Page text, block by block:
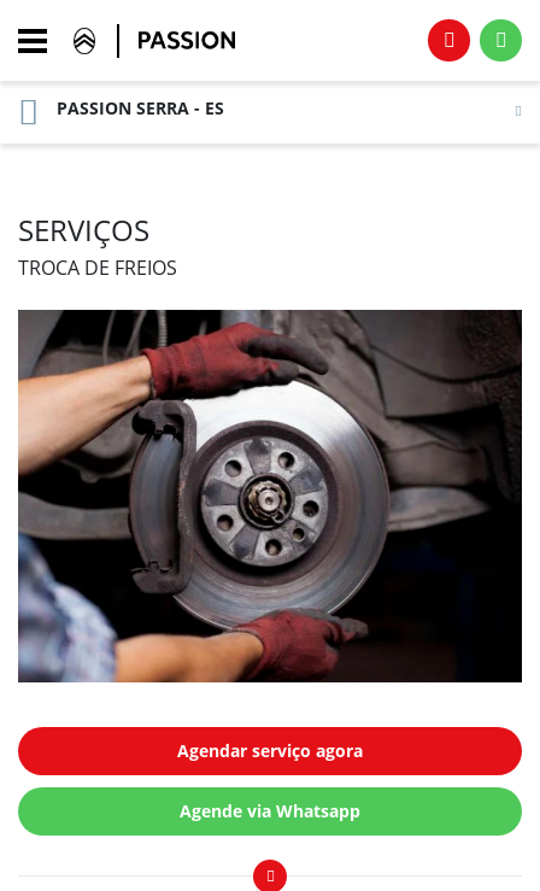
PASSION SERRA - ES
SERVIÇOS
TROCA DE FREIOS
Agendar serviço agora
Agende via Whatsapp